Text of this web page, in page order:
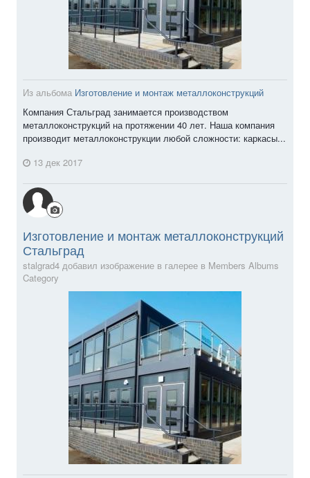
Из альбома Изготовление и монтаж металлоконструкций
Компания Стальград занимается производством
металлоконструкций на протяжении 40 лет. Наша компания
производит металлоконструкции любой сложности: каркасы...
13 дек 2017
Изготовление и монтаж металлоконструкций
Стальград
stalgrad4 добавил изображение в галерее в Members Albums
Category